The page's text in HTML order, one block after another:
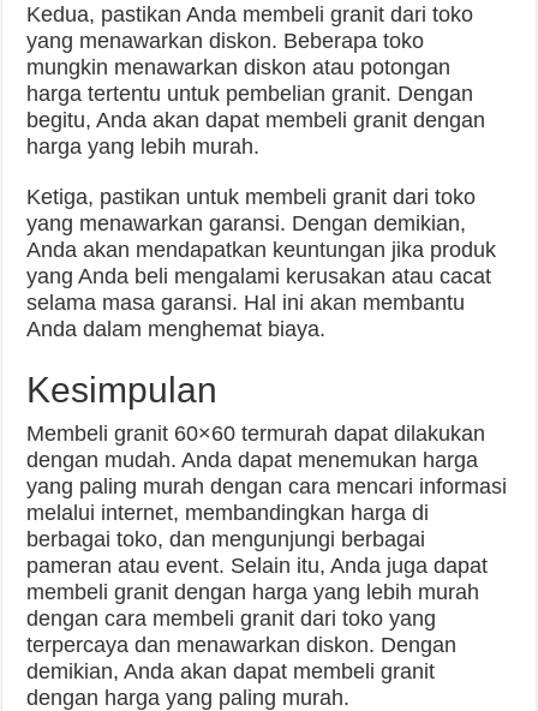
Kedua, pastikan Anda membeli granit dari toko
yang menawarkan diskon. Beberapa toko
mungkin menawarkan diskon atau potongan
harga tertentu untuk pembelian granit. Dengan
begitu, Anda akan dapat membeli granit dengan
harga yang lebih murah.
Ketiga, pastikan untuk membeli granit dari toko
yang menawarkan garansi. Dengan demikian,
Anda akan mendapatkan keuntungan jika produk
yang Anda beli mengalami kerusakan atau cacat
selama masa garansi. Hal ini akan membantu
Anda dalam menghemat biaya.
Kesimpulan
Membeli granit 60×60 termurah dapat dilakukan
dengan mudah. Anda dapat menemukan harga
yang paling murah dengan cara mencari informasi
melalui internet, membandingkan harga di
berbagai toko, dan mengunjungi berbagai
pameran atau event. Selain itu, Anda juga dapat
membeli granit dengan harga yang lebih murah
dengan cara membeli granit dari toko yang
terpercaya dan menawarkan diskon. Dengan
demikian, Anda akan dapat membeli granit
dengan harga yang paling murah.